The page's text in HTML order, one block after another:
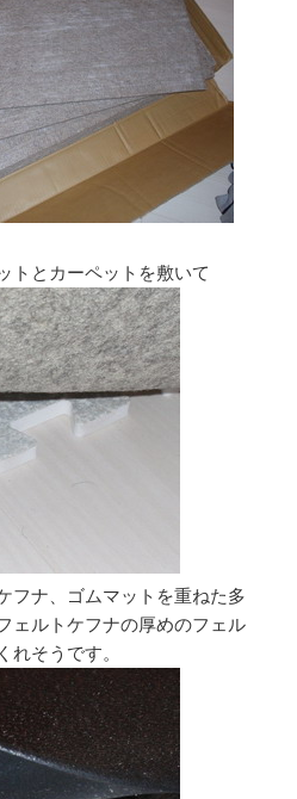
トとカーペットを敷いて
フナ、ゴムマットを重ねた多
ェルトケフナの厚めのフェル
れそうです。